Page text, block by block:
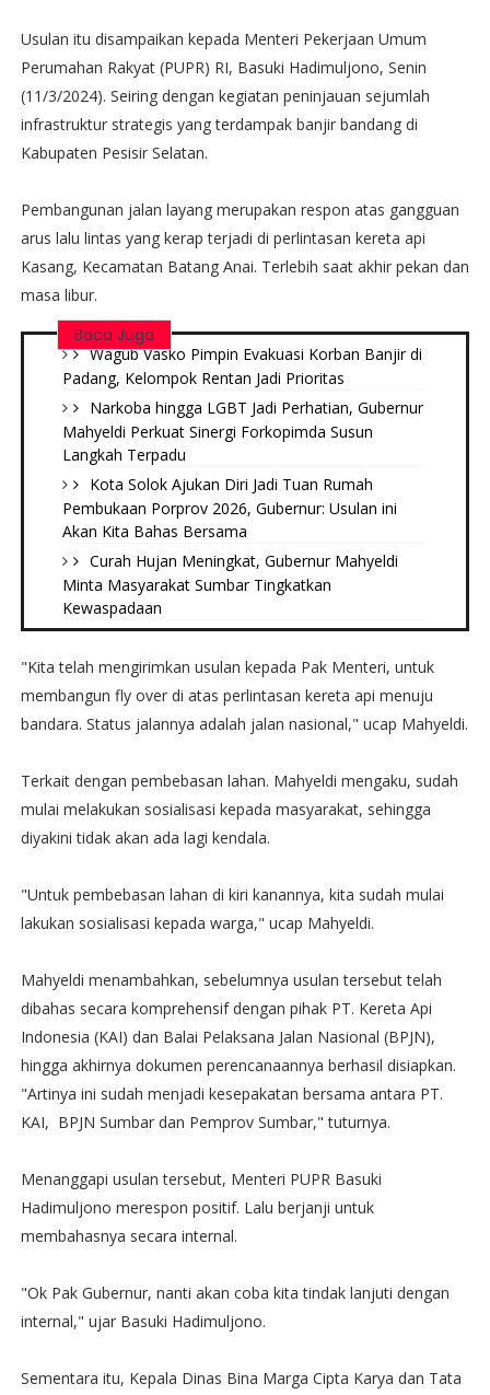
Usulan itu disampaikan kepada Menteri Pekerjaan Umum
Perumahan Rakyat (PUPR) RI, Basuki Hadimuljono, Senin
(11/3/2024). Seiring dengan kegiatan peninjauan sejumlah
infrastruktur strategis yang terdampak banjir bandang di
Kabupaten Pesisir Selatan.
Pembangunan jalan layang merupakan respon atas gangguan
arus lalu lintas yang kerap terjadi di perlintasan kereta api
Kasang, Kecamatan Batang Anai. Terlebih saat akhir pekan dan
masa libur.
Baca Juga
Wagub Vasko Pimpin Evakuasi Korban Banjir di
Padang, Kelompok Rentan Jadi Prioritas
Narkoba hingga LGBT Jadi Perhatian, Gubernur
Mahyeldi Perkuat Sinergi Forkopimda Susun
Langkah Terpadu
Kota Solok Ajukan Diri Jadi Tuan Rumah
Pembukaan Porprov 2026, Gubernur: Usulan ini
Akan Kita Bahas Bersama
Curah Hujan Meningkat, Gubernur Mahyeldi
Minta Masyarakat Sumbar Tingkatkan
Kewaspadaan
"Kita telah mengirimkan usulan kepada Pak Menteri, untuk
membangun fly over di atas perlintasan kereta api menuju
bandara. Status jalannya adalah jalan nasional," ucap Mahyeldi.
Terkait dengan pembebasan lahan. Mahyeldi mengaku, sudah
mulai melakukan sosialisasi kepada masyarakat, sehingga
diyakini tidak akan ada lagi kendala.
"Untuk pembebasan lahan di kiri kanannya, kita sudah mulai
lakukan sosialisasi kepada warga," ucap Mahyeldi.
Mahyeldi menambahkan, sebelumnya usulan tersebut telah
dibahas secara komprehensif dengan pihak PT. Kereta Api
Indonesia (KAI) dan Balai Pelaksana Jalan Nasional (BPJN),
hingga akhirnya dokumen perencanaannya berhasil disiapkan.
"Artinya ini sudah menjadi kesepakatan bersama antara PT.
KAI, BPJN Sumbar dan Pemprov Sumbar," tuturnya.
Menanggapi usulan tersebut, Menteri PUPR Basuki
Hadimuljono merespon positif. Lalu berjanji untuk
membahasnya secara internal.
"Ok Pak Gubernur, nanti akan coba kita tindak lanjuti dengan
internal," ujar Basuki Hadimuljono.
Sementara itu, Kepala Dinas Bina Marga Cipta Karya dan Tata